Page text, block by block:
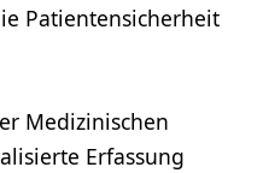
Patientensicherheit
Medizinischen
Erfassung